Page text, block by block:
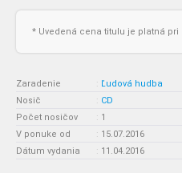
* Uvedená cena titulu je platná pri
Zaradenie : Ľudová hudba
Nosič
: CD
Počet nosičov
: 1
V ponuke od
: 15.07.2016
Dátum vydania
: 11.04.2016